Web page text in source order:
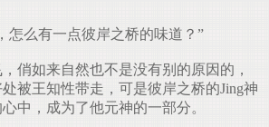
怎么有一点彼岸之桥的味道？”
俏如来自然也不是没有别的原因的，
被王知性带走，可是彼岸之桥的Jing神
中，成为了他元神的一部分。